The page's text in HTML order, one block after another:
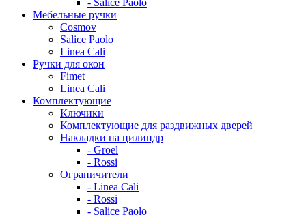
- Salice Paolo
Мебельные ручки
Cosmov
Salice Paolo
Linea Cali
Ручки для окон
Fimet
Linea Cali
Комплектующие
Ключики
Комплектующие для раздвижных дверей
Накладки на цилиндр
- Groel
- Rossi
Ограничители
- Linea Cali
- Rossi
- Salice Paolo